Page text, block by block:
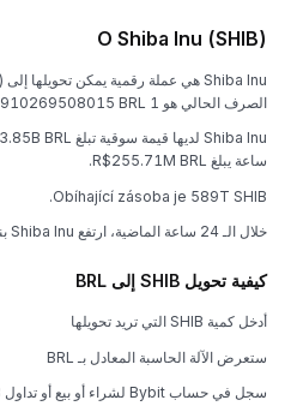
O Shiba Inu (SHIB)
الصرف الحالي هو 1 SHIB = R$42,558.910269508015 BRL.
ساعة يبلغ R$255.71M BRL.
Obíhající zásoba je 589T SHIB.
خلال الـ 24 ساعة الماضية، ارتفع Shiba Inu بنسبة 0.71%.
كيفية تحويل SHIB إلى BRL
أدخل كمية SHIB التي تريد تحويلها
ستعرض الآلة الحاسبة المعادل بـ BRL
سجل في حساب Bybit لشراء أو بيع أو تداول SHIB